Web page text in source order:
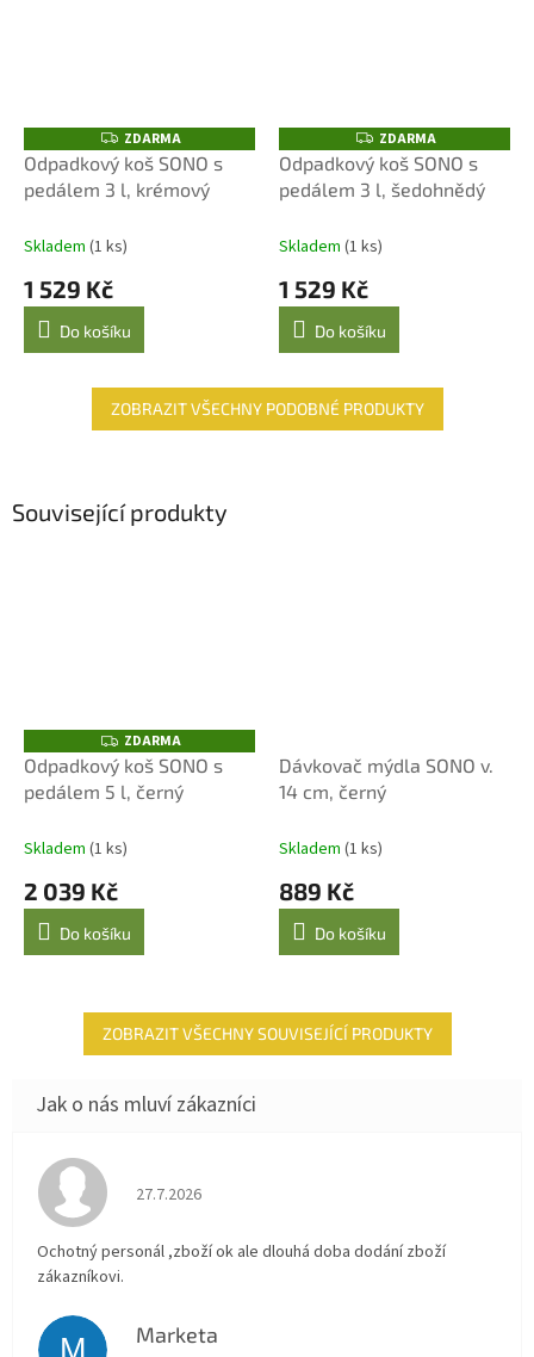
Z
D
A
R
M
ZDARMA
Odpadkový koš SONO s
pedálem 3 l, krémový
Skladem (1 ks)
1 529 Kč
Do košíku
Z
D
A
R
M
ZDARMA
Odpadkový koš SONO s
pedálem 3 l, šedohnědý
Skladem (1 ks)
1 529 Kč
Do košíku
ZOBRAZIT VŠECHNY PODOBNÉ PRODUKTY
Související produkty
Z
D
A
R
M
ZDARMA
Odpadkový koš SONO s
pedálem 5 l, černý
Skladem (1 ks)
2 039 Kč
Do košíku
Dávkovač mýdla SONO v.
14 cm, černý
Skladem (1 ks)
889 Kč
Do košíku
ZOBRAZIT VŠECHNY SOUVISEJÍCÍ PRODUKTY
Hodnocení obchodu je 4 z 5 hvězdiček.
27.7.2026
Ochotný personál ,zboží ok ale dlouhá doba dodání zboží
zákazníkovi.
Marketa